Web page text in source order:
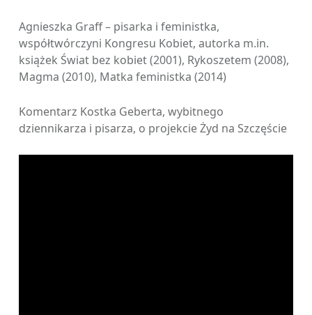
Agnieszka Graff – pisarka i feministka,
współtwórczyni Kongresu Kobiet, autorka m.in.
książek Świat bez kobiet (2001), Rykoszetem (2008),
Magma (2010), Matka feministka (2014)
Komentarz Kostka Geberta, wybitnego
dziennikarza i pisarza, o projekcie Żyd na Szczęście